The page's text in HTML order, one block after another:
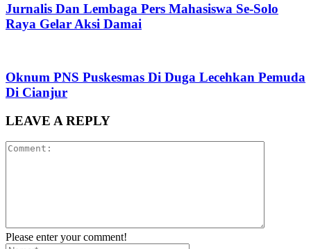
Jurnalis Dan Lembaga Pers Mahasiswa Se-Solo
Raya Gelar Aksi Damai
Oknum PNS Puskesmas Di Duga Lecehkan Pemuda
Di Cianjur
LEAVE A REPLY
Please enter your comment!